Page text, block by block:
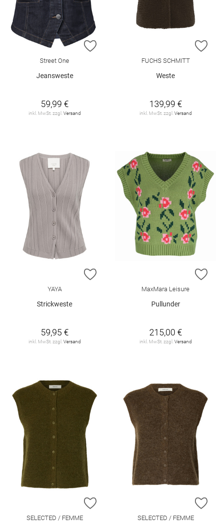
ZUR WUNSCHLISTE HINZUFÜGEN
Street One
Jeansweste
59,99 €
inkl. MwSt. zzgl. Versand
FUCHS SCHMITT
Weste
139,99 €
inkl. MwSt. zzgl. Versand
ZUR WUNSCHLISTE HINZUFÜGEN
YAYA
Strickweste
59,95 €
inkl. MwSt. zzgl.Versand
MaxMara Leisure
Pullunder
215,00 €
inkl. MwSt. zzgl.Versand
ZUR WUNSCHLISTE HINZUFÜGEN
SELECTED / FEMME SELECTED / FEMME